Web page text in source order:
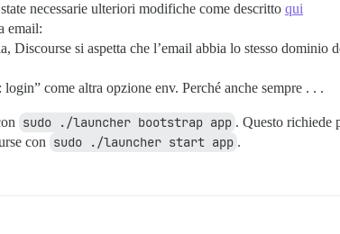
necessarie ulteriori modifiche come descritto qui
email:
Discourse si aspetta che l’email abbia lo stesso dominio
come altra opzione env. Perché anche sempre . . .
sudo ./launcher bootstrap app . Questo richiede
con sudo ./launcher start app .